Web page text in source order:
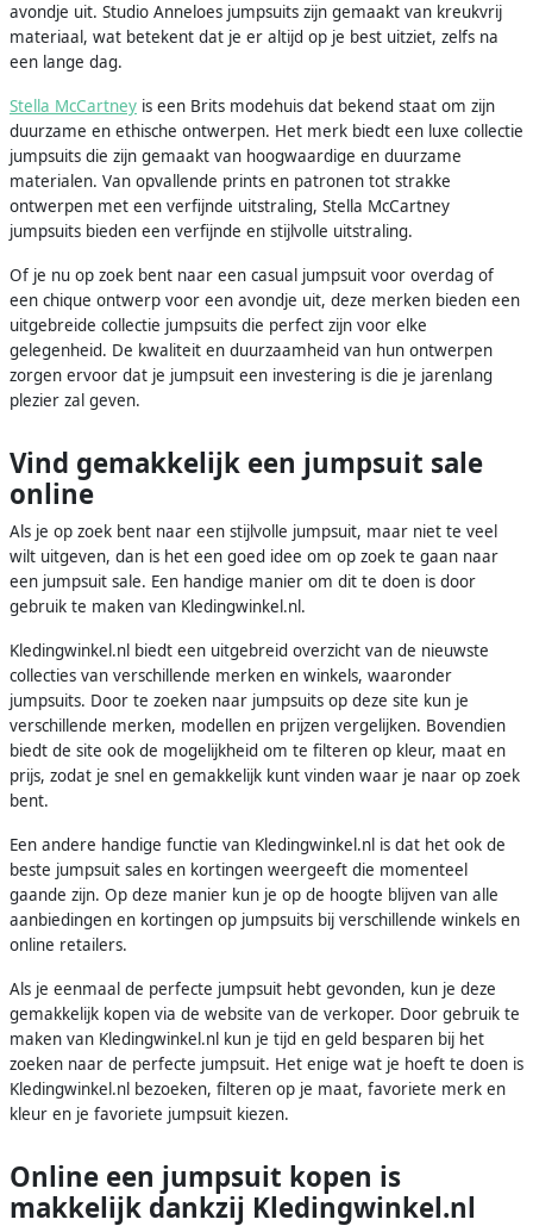
avondje uit. Studio Anneloes jumpsuits zijn gemaakt van kreukvrij
materiaal, wat betekent dat je er altijd op je best uitziet, zelfs na
een lange dag.
Stella McCartney is een Brits modehuis dat bekend staat om zijn
duurzame en ethische ontwerpen. Het merk biedt een luxe collectie
jumpsuits die zijn gemaakt van hoogwaardige en duurzame
materialen. Van opvallende prints en patronen tot strakke
ontwerpen met een verfijnde uitstraling, Stella McCartney
jumpsuits bieden een verfijnde en stijlvolle uitstraling.
Of je nu op zoek bent naar een casual jumpsuit voor overdag of
een chique ontwerp voor een avondje uit, deze merken bieden een
uitgebreide collectie jumpsuits die perfect zijn voor elke
gelegenheid. De kwaliteit en duurzaamheid van hun ontwerpen
zorgen ervoor dat je jumpsuit een investering is die je jarenlang
plezier zal geven.
Vind gemakkelijk een jumpsuit sale
online
Als je op zoek bent naar een stijlvolle jumpsuit, maar niet te veel
wilt uitgeven, dan is het een goed idee om op zoek te gaan naar
een jumpsuit sale. Een handige manier om dit te doen is door
gebruik te maken van Kledingwinkel.nl.
Kledingwinkel.nl biedt een uitgebreid overzicht van de nieuwste
collecties van verschillende merken en winkels, waaronder
jumpsuits. Door te zoeken naar jumpsuits op deze site kun je
verschillende merken, modellen en prijzen vergelijken. Bovendien
biedt de site ook de mogelijkheid om te filteren op kleur, maat en
prijs, zodat je snel en gemakkelijk kunt vinden waar je naar op zoek
bent.
Een andere handige functie van Kledingwinkel.nl is dat het ook de
beste jumpsuit sales en kortingen weergeeft die momenteel
gaande zijn. Op deze manier kun je op de hoogte blijven van alle
aanbiedingen en kortingen op jumpsuits bij verschillende winkels en
online retailers.
Als je eenmaal de perfecte jumpsuit hebt gevonden, kun je deze
gemakkelijk kopen via de website van de verkoper. Door gebruik te
maken van Kledingwinkel.nl kun je tijd en geld besparen bij het
zoeken naar de perfecte jumpsuit. Het enige wat je hoeft te doen is
Kledingwinkel.nl bezoeken, filteren op je maat, favoriete merk en
kleur en je favoriete jumpsuit kiezen.
Online een jumpsuit kopen is
makkelijk dankzij Kledingwinkel.nl